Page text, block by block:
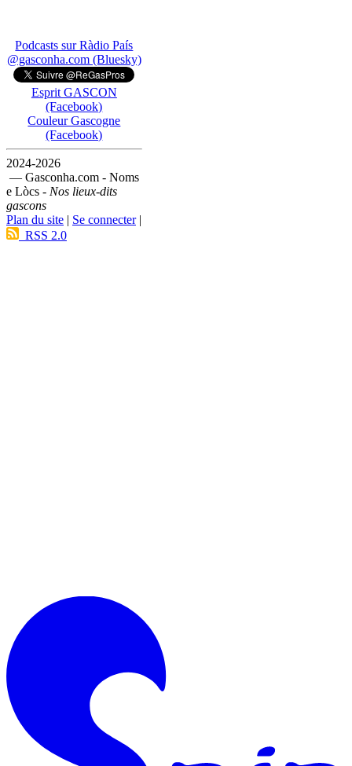
Podcasts sur Ràdio País
@gasconha.com (Bluesky)
Esprit GASCON
(Facebook)
Couleur Gascogne
(Facebook)
2024-2026
— Gasconha.com - Noms
e Lòcs - Nos lieux-dits
gascons
Plan du site | Se connecter|
RSS 2.0